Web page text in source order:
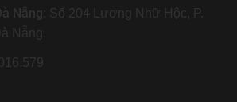
Nẵng: Số 204 Lương Nhữ Hộc, P.
Nẵng.